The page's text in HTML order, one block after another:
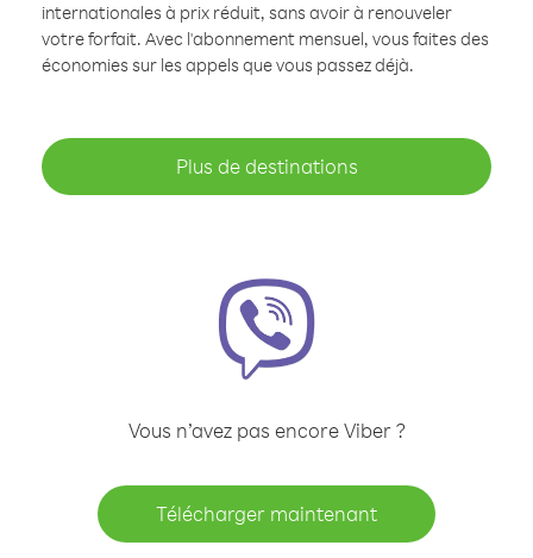
internationales à prix réduit, sans avoir à renouveler
votre forfait. Avec l'abonnement mensuel, vous faites des
économies sur les appels que vous passez déjà.
Plus de destinations
Vous n’avez pas encore Viber ?
Télécharger maintenant